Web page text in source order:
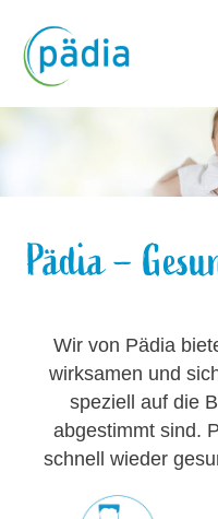
Pädia –
Wir von Pädia
wirksamen und
speziell auf die
abgestimmt sind.
schnell wieder